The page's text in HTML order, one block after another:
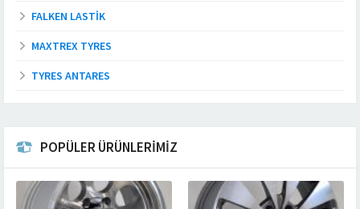
FALKEN LASTIK
MAXTREX TYRES
TYRES ANTARES
POPÜLER ÜRÜNLERİMİZ